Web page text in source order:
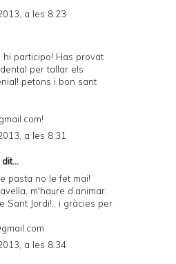
a les 8:23
hi participo! Has provat
per tallar els
petons i bon sant
a les 8:31
dit...
pasta no le fet mai!
m'haure d.animar.
Sant Jordi!,, i gràcies per
a les 8:34